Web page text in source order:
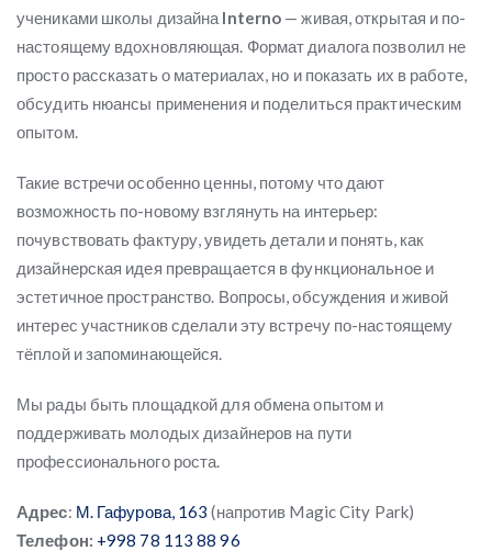
учениками школы дизайна Interno — живая, открытая и по-
настоящему вдохновляющая. Формат диалога позволил не
просто рассказать о материалах, но и показать их в работе,
обсудить нюансы применения и поделиться практическим
опытом.
Такие встречи особенно ценны, потому что дают
возможность по-новому взглянуть на интерьер:
почувствовать фактуру, увидеть детали и понять, как
дизайнерская идея превращается в функциональное и
эстетичное пространство. Вопросы, обсуждения и живой
интерес участников сделали эту встречу по-настоящему
тёплой и запоминающейся.
Мы рады быть площадкой для обмена опытом и
поддерживать молодых дизайнеров на пути
профессионального роста.
Адрес: М. Гафурова, 163 (напротив Magic City Park)
Телефон: +998 78 113 88 96